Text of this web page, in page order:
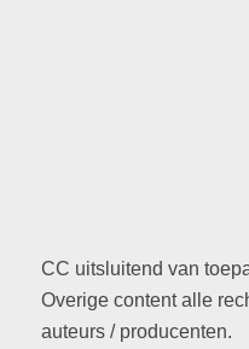
CC uitsluitend van
Overige content alle
auteurs / producenten.